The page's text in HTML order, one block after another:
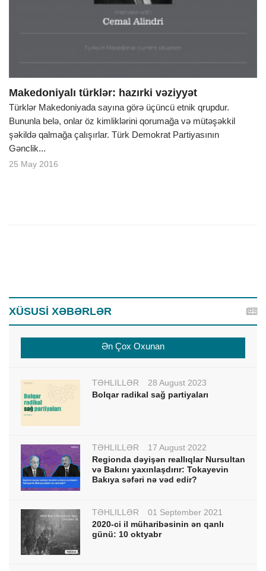
Makedoniyalı türklər: hazırki vəziyyət
Türklər Makedoniyada sayına görə üçüncü etnik qrupdur.
Bununla belə, onlar öz kimliklərini qorumağa və mütəşəkkil
şəkildə qalmağa çalışırlar. Türk Demokrat Partiyasının
Gənclik...
25 May 2016
XÜSUSİ XƏBƏRLƏR
Ən Çox Oxunan
TƏHLİLLƏR
28 August 2023
Bolqar radikal sağ partiyaları
TƏHLİLLƏR
17 August 2022
Regionda dəyişən reallıqlar Nursultan
və Bakını yaxınlaşdırır: Tokayevin
Bakıya səfəri nə vəd edir?
TƏHLİLLƏR
01 September 2021
2020-ci il müharibəsinin ən qanlı
günü: 10 oktyabr